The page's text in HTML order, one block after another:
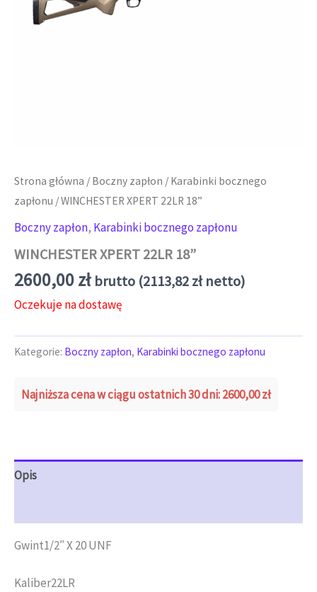
Strona główna / Boczny zapłon / Karabinki bocznego
zapłonu / WINCHESTER XPERT 22LR 18”
Boczny zapłon, Karabinki bocznego zapłonu
WINCHESTER XPERT 22LR 18”
2600,00zł brutto (2113,82złnetto)
Oczekuje na dostawę
Kategorie: Boczny zapłon, Karabinki bocznego zapłonu
Najniższa cena w ciągu ostatnich 30 dni:2600,00zł
Opis
Gwint1/2″ X 20 UNF
Kaliber22LR